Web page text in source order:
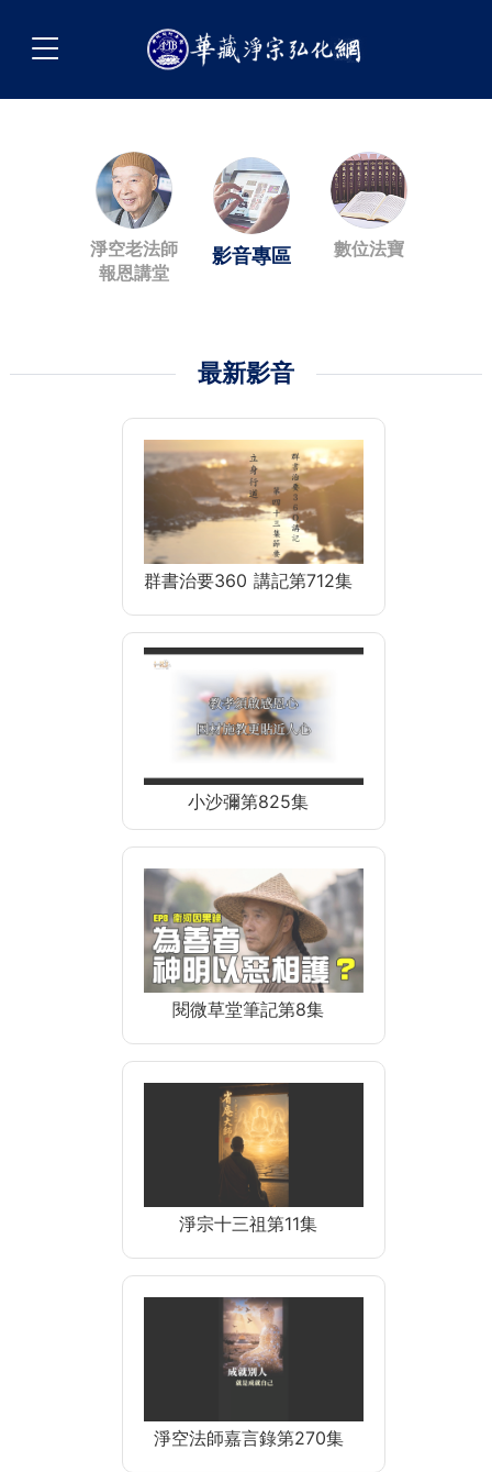
淨空老法師
報恩講堂
影音專區 數位法寶
最新影音
群書治要360 講記第712集
小沙彌第825集
閱微草堂筆記第8集
淨宗十三祖第11集
淨空法師嘉言錄第270集